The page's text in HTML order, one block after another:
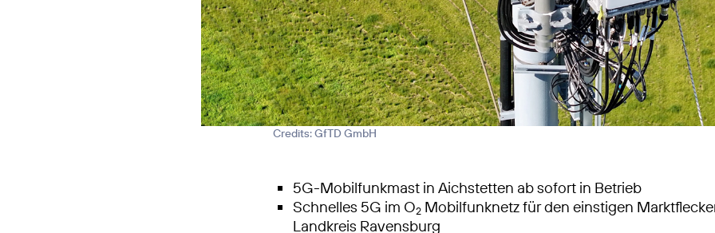
Credits: GfTD GmbH
5G-Mobilfunkmast in Aichstetten ab sofort in Betrieb
Schnelles 5G im O2 Mobilfunknetz für den einstigen
Landkreis Ravensburg